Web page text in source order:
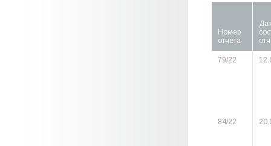
Номер
отчета
79/22
84/22